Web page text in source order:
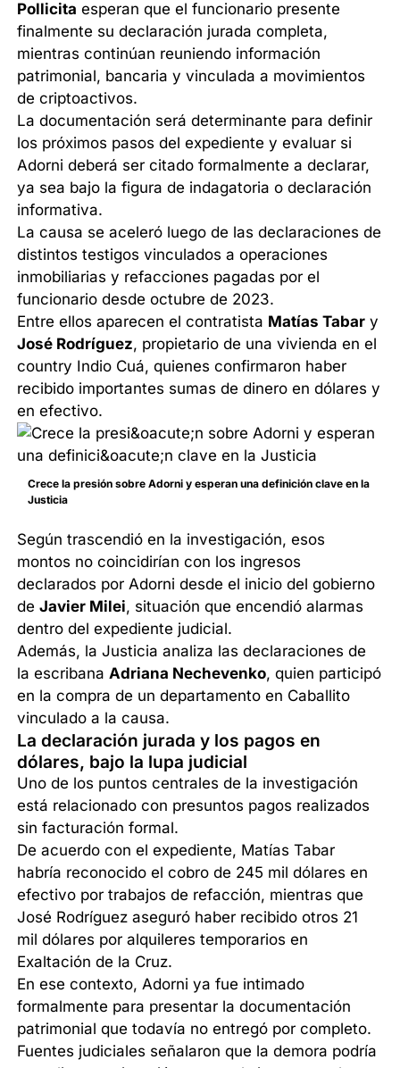
Pollicita esperan que el funcionario presente
finalmente su declaración jurada completa,
mientras continúan reuniendo información
patrimonial, bancaria y vinculada a movimientos
de criptoactivos.
La documentación será determinante para definir
los próximos pasos del expediente y evaluar si
Adorni deberá ser citado formalmente a declarar,
ya sea bajo la figura de indagatoria o declaración
informativa.
La causa se aceleró luego de las declaraciones de
distintos testigos vinculados a operaciones
inmobiliarias y refacciones pagadas por el
funcionario desde octubre de 2023.
Entre ellos aparecen el contratista Matías Tabar y
José Rodríguez, propietario de una vivienda en el
country Indio Cuá, quienes confirmaron haber
recibido importantes sumas de dinero en dólares y
en efectivo.
Crece la presión sobre Adorni y esperan una definición clave en la
Justicia
Según trascendió en la investigación, esos
montos no coincidirían con los ingresos
declarados por Adorni desde el inicio del gobierno
deJavier Milei, situación que encendió alarmas
dentro del expediente judicial.
Además, la Justicia analiza las declaraciones de
la escribana Adriana Nechevenko, quien participó
en la compra de un departamento en Caballito
vinculado a la causa.
La declaración jurada y los pagos en
dólares, bajo la lupa judicial
Uno de los puntos centrales de la investigación
está relacionado con presuntos pagos realizados
sin facturación formal.
De acuerdo con el expediente, Matías Tabar
habría reconocido el cobro de 245 mil dólares en
efectivo por trabajos de refacción, mientras que
José Rodríguez aseguró haber recibido otros 21
mil dólares por alquileres temporarios en
Exaltación de la Cruz.
En ese contexto, Adorni ya fue intimado
formalmente para presentar la documentación
patrimonial que todavía no entregó por completo.
Fuentes judiciales señalaron que la demora podría